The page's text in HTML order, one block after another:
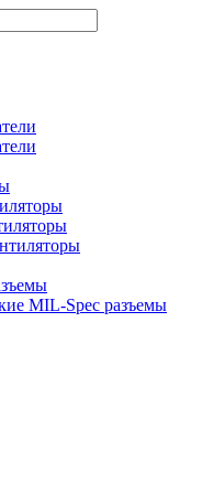
MIL-Spec разъемы